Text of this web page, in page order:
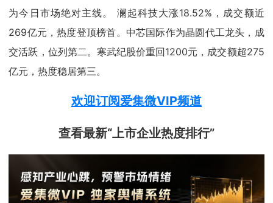
为今日市场绝对主线。 澜起科技大涨18.52%，成交额近
269亿元，热度登顶榜首。中芯国际作为晶圆代工龙头，成
交活跃，位列第二。寒武纪股价重回1200元，成交额超275
亿元，热度稳居第三。
欢迎订阅爱集微VIP频道
查看最新“上市企业热度排行”